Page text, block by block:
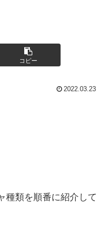
コピー
2022.03.23
種類を順番に紹介して